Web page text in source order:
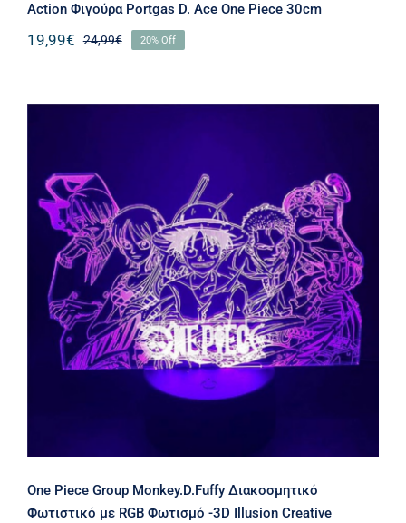
Action Φιγούρα Portgas D. Ace One Piece 30cm
24,99€
19,99€ 20% Off
One Piece Group Monkey.D.Fuffy
Διακοσμητικό Φωτιστικό με RGB
Φωτισμό -3D Illusion Creative
Visualization Lamp LED USB/2AA
20x12cm
One Piece Group Monkey.D.Fuffy Διακοσμητικό
Φωτιστικό με RGB Φωτισμό -3D Illusion Creative